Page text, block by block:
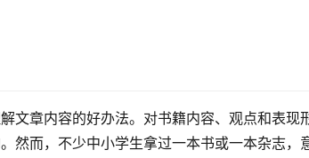
文章内容的好办法。对书籍内容、观点和表现
然而，不少中小学生拿过一本书或一本杂志，